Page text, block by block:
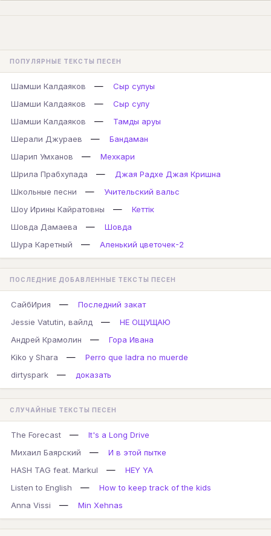
ПОПУЛЯРНЫЕ ТЕКСТЫ ПЕСЕН
Шамши Калдаяков —
Сыр сулуы
Шамши Калдаяков
—
Сыр сулу
Шамши Калдаяков
—
Тамды аруы
Шерали Джураев
—
Бандаман
Шарип Умханов
—
Мехкари
Шрила Прабхупада
—
Джая Радхе Джая Кришна
Школьные песни
—
Учительский вальс
Шоу Ирины Кайратовны
—
Кеттік
Шовда Дамаева
—
Шовда
Шура Каретный
— Аленький цветочек-2
ПОСЛЕДНИЕ ДОБАВЛЕННЫЕ ТЕКСТЫ ПЕСЕН
СайбИрия —
Последний закат
Jessie Vatutin, вайлд
—
НЕ ОЩУЩАЮ
Андрей Крамолин
—
Гора Ивана
Kiko y Shara
—
Perro que ladra no muerde
dirtyspark
— доказать
СЛУЧАЙНЫЕ ТЕКСТЫ ПЕСЕН
The Forecast —
It's a Long Drive
Михаил Баярский
—
И в этой пытке
HASH TAG feat. Markul
—
HEY YA
Listen to English
—
How to keep track of the kids
Anna Vissi
— Min Xehnas